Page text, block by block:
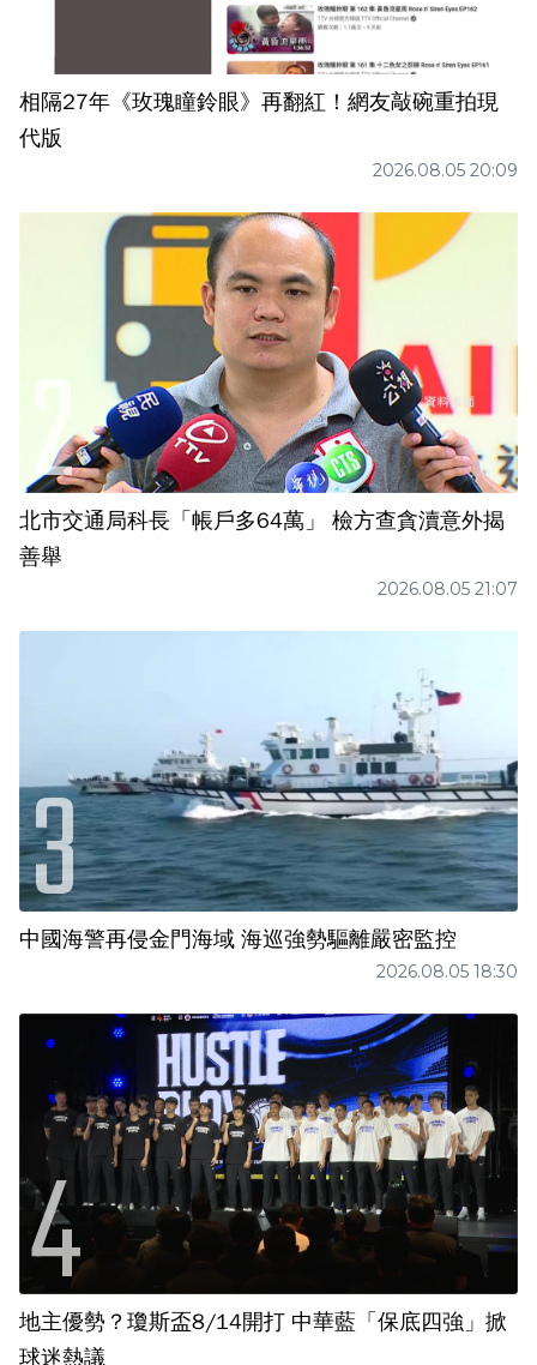
相隔27年《玫瑰瞳鈴眼》再翻紅！網友敲碗重拍現
代版
2026.08.05 20:09
北市交通局科長「帳戶多64萬」 檢方查貪瀆意外揭
善舉
2026.08.05 21:07
中國海警再侵金門海域 海巡強勢驅離嚴密監控
2026.08.05 18:30
地主優勢？瓊斯盃8/14開打 中華藍「保底四強」掀
球迷熱議